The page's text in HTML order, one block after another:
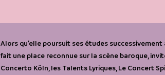
Alors qu’elle poursuit ses études
fait une place reconnue sur la scène baroque,
Concerto Köln, les Talents Lyriques, Le Concert